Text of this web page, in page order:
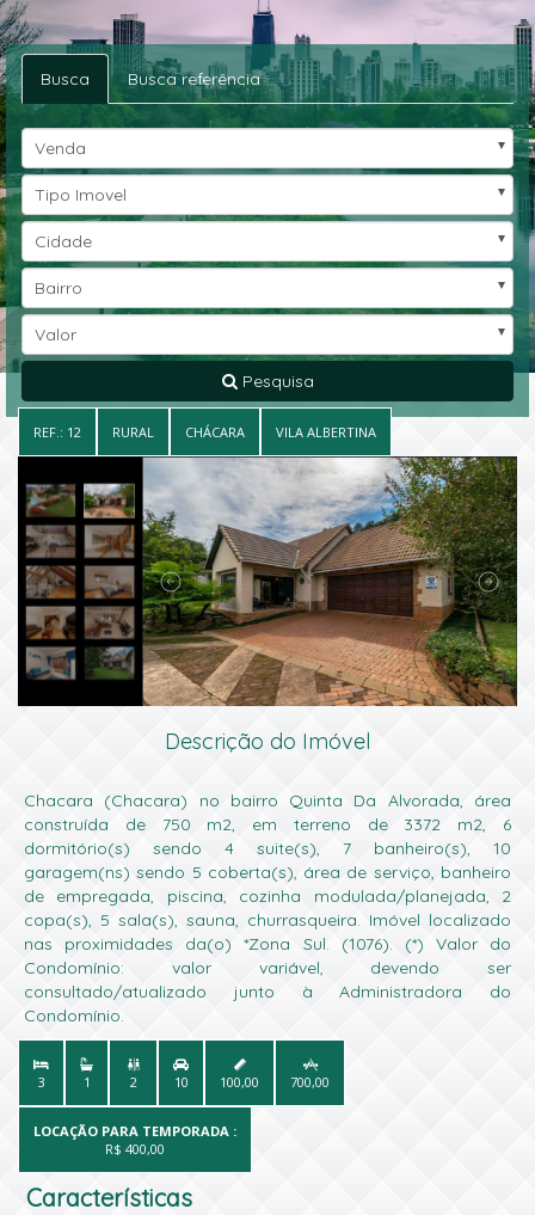
Busca Busca referência
Venda
Tipo Imovel
Cidade
Bairro
Valor
Pesquisa
REF.: 12 RURAL CHÁCARA VILA ALBERTINA
Descrição do Imóvel
Chacara (Chacara) no bairro Quinta Da Alvorada, área
construída de 750 m2, em terreno de 3372 m2, 6
dormitório(s) sendo 4 suite(s), 7 banheiro(s), 10
garagem(ns) sendo 5 coberta(s), área de serviço, banheiro
de empregada, piscina, cozinha modulada/planejada, 2
copa(s), 5 sala(s), sauna, churrasqueira. Imóvel localizado
nas proximidades da(o) *Zona Sul. (1076). (*) Valor do
Condomínio: valor variável, devendo ser
consultado/atualizado junto à Administradora do
Condomínio.
3 1

2 10

100,00

700,00
LOCAÇÃO PARA TEMPORADA :
R$ 400,00
Características